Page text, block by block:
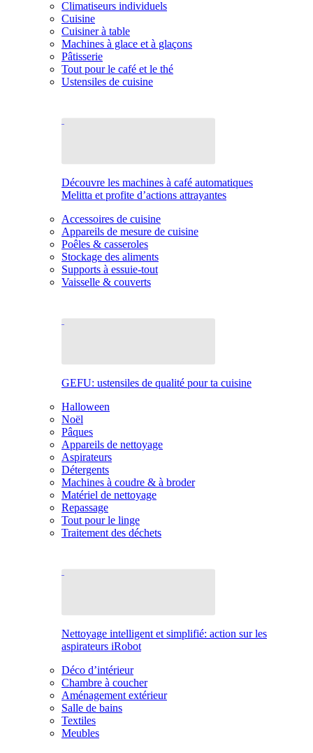
Climatiseurs individuels
Cuisine
Cuisiner à table
Machines à glace et à glaçons
Pâtisserie
Tout pour le café et le thé
Ustensiles de cuisine
Découvre les machines à café automatiques
Melitta et profite d’actions attrayantes
Accessoires de cuisine
Appareils de mesure de cuisine
Poêles & casseroles
Stockage des aliments
Supports à essuie-tout
Vaisselle & couverts
GEFU: ustensiles de qualité pour ta cuisine
Halloween
Noël
Pâques
Appareils de nettoyage
Aspirateurs
Détergents
Machines à coudre & à broder
Matériel de nettoyage
Repassage
Tout pour le linge
Traitement des déchets
Nettoyage intelligent et simplifié: action sur les
aspirateurs iRobot
Déco d’intérieur
Chambre à coucher
Aménagement extérieur
Salle de bains
Textiles
Meubles